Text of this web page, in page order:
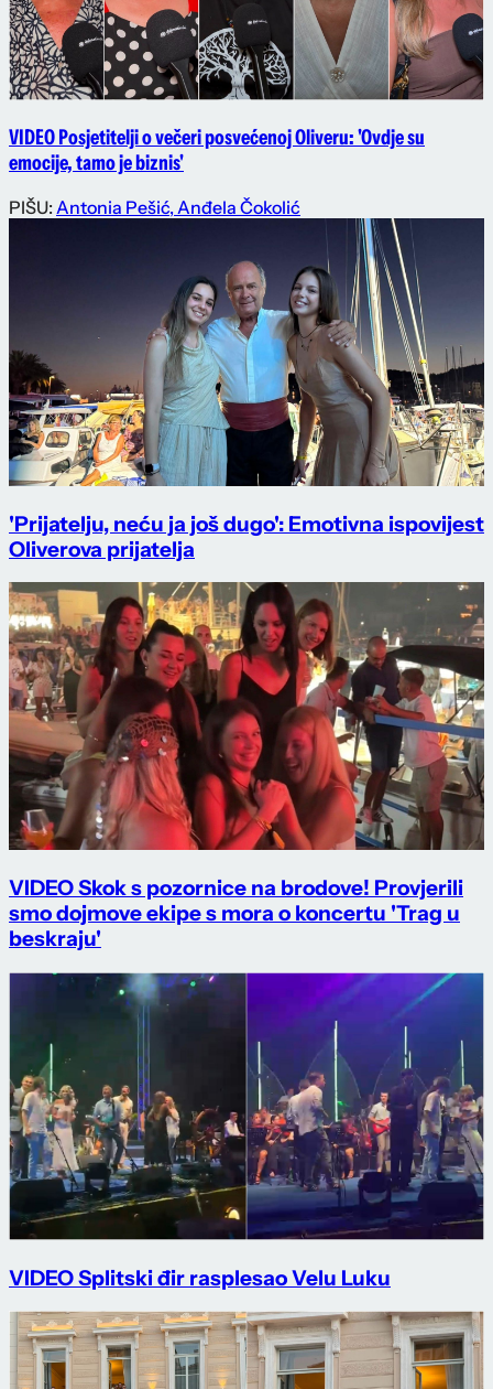
VIDEO Posjetitelji o večeri posvećenoj Oliveru: 'Ovdje su
emocije, tamo je biznis'
PIŠU: Antonia Pešić,Anđela Čokolić
'Prijatelju, neću ja još dugo': Emotivna ispovijest
Oliverova prijatelja
VIDEO Skok s pozornice na brodove! Provjerili
smo dojmove ekipe s mora o koncertu 'Trag u
beskraju'
VIDEO Splitski đir rasplesao Velu Luku